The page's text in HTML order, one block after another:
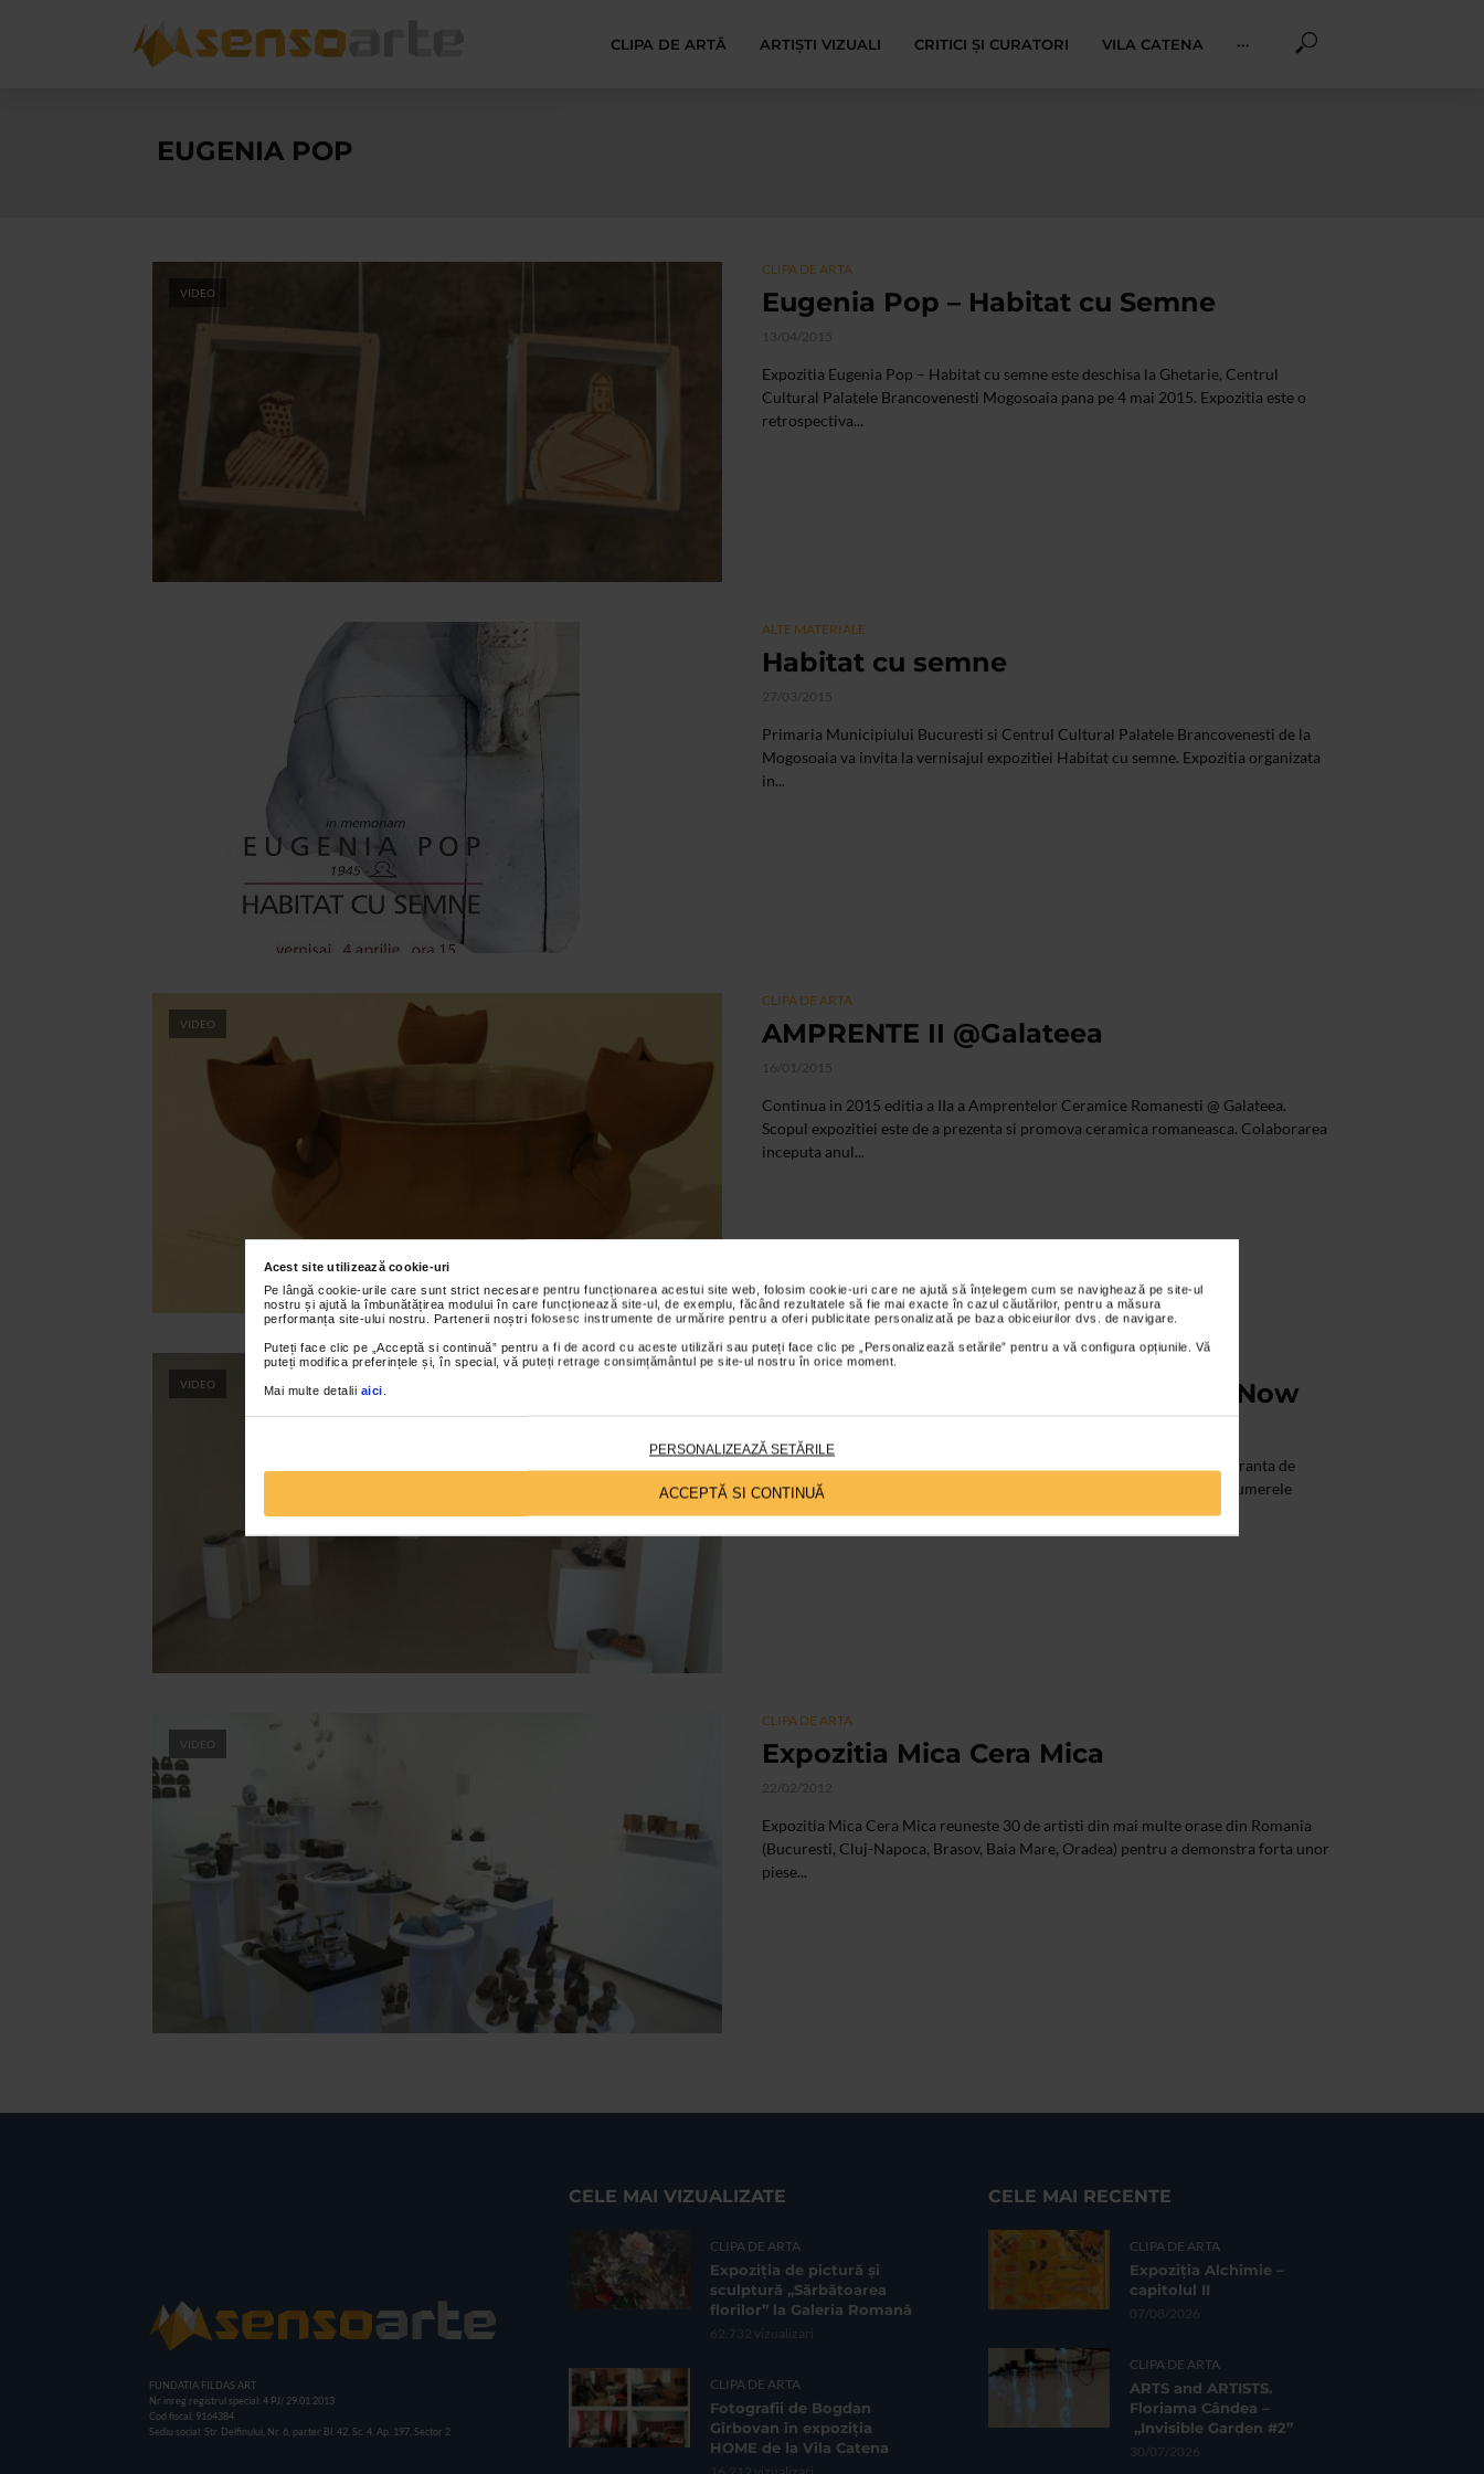
Acest site utilizează cookie-uri
Pe lângă cookie-urile care sunt strict necesare pentru funcționarea acestui site web, folosim cookie-uri care ne ajută să înțelegem cum se navighează pe site-ul
nostru și ajută la îmbunătățirea modului în care funcționează site-ul, de exemplu, făcând rezultatele să fie mai exacte în cazul căutărilor, pentru a măsura
performanța site-ului nostru. Partenerii noștri folosesc instrumente de urmărire pentru a oferi publicitate personalizată pe baza obiceiurilor dvs. de navigare.
Puteți face clic pe „Acceptă si continuă” pentru a fi de acord cu aceste utilizări sau puteți face clic pe „Personalizează setările” pentru a vă configura opțiunile. Vă
puteți modifica preferințele și, în special, vă puteți retrage consimțământul pe site-ul nostru în orice moment.
Mai multe detalii aici
PERSONALIZEAZĂ SETĂRILE
ACCEPTĂ SI CONTINUĂ
CLIPA DE ARTĂ ARTIȘTI VIZUALI CRITICI ȘI CURATORI VILA CATENA ···
EUGENIA POP
VIDEO
CLIPA DE ARTA
Eugenia Pop – Habitat cu Semne
13/04/2015
Expozitia Eugenia Pop – Habitat cu semne este deschisa la Ghetarie, Centrul
Cultural Palatele Brancovenesti Mogosoaia pana pe 4 mai 2015. Expozitia este o
retrospectiva...
ALTE MATERIALE
Habitat cu semne
27/03/2015
Primaria Municipiului Bucuresti si Centrul Cultural Palatele Brancovenesti de la
Mogosoaia va invita la vernisajul expozitiei Habitat cu semne. Expozitia organizata
in...
VIDEO
CLIPA DE ARTA
AMPRENTE II @Galateea
16/01/2015
Continua in 2015 editia a IIa a Amprentelor Ceramice Romanesti @ Galateea.
Scopul expozitiei este de a prezenta si promova ceramica romaneasca. Colaborarea
inceputa anul...
VIDEO
CLIPA DE ARTA
Expozitie internationala Ceramics Now
Expozitia internationala intitulata Ceramics Now este o expozitie itineranta de
ceramica contemporana si prezinta lucrari ale artistilor care apar in numerele
revistei...
VIDEO
CLIPA DE ARTA
Expozitia Mica Cera Mica
22/02/2012
Expozitia Mica Cera Mica reuneste 30 de artisti din mai multe orase din Romania
(Bucuresti, Cluj-Napoca, Brasov, Baia Mare, Oradea) pentru a demonstra forta unor
piese...
FUNDATIA FILDAS ART
Nr inreg registrul special: 4 PJ/ 29.01.2013
Cod fiscal: 9164384
Sediu social: Str. Delfinului, Nr. 6, parter Bl. 42, Sc. 4, Ap. 197, Sector 2
CELE MAI VIZUALIZATE
CLIPA DE ARTA
Expoziția de pictură și
sculptură „Sărbătoarea
florilor” la Galeria Romană
62.732 vizualizari
CLIPA DE ARTA
Fotografii de Bogdan
Gîrbovan în expoziția
HOME de la Vila Catena
16.212 vizualizari
CELE MAI RECENTE
CLIPA DE ARTA
Expoziția Alchimie –
capitolul II
07/08/2026
CLIPA DE ARTA
ARTS and ARTISTS.
Floriama Cândea –
„Invisible Garden #2”
30/07/2026